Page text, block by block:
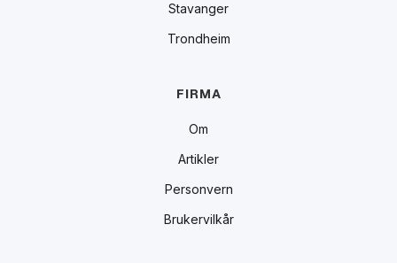
Stavanger
Trondheim
FIRMA
Om
Artikler
Personvern
Brukervilkår